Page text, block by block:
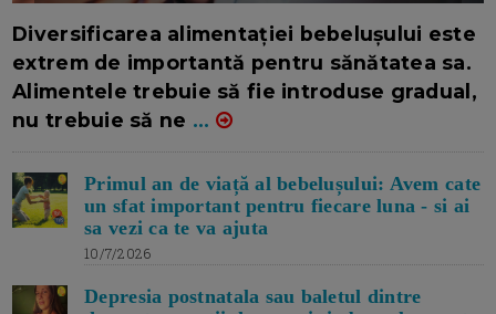
Diversificarea alimentației bebelușului este
extrem de importantă pentru sănătatea sa.
Alimentele trebuie să fie introduse gradual,
nu trebuie să ne ...
Primul an de viață al bebelușului: Avem cate
un sfat important pentru fiecare luna - si ai
sa vezi ca te va ajuta
10/7/2026
Depresia postnatala sau baletul dintre